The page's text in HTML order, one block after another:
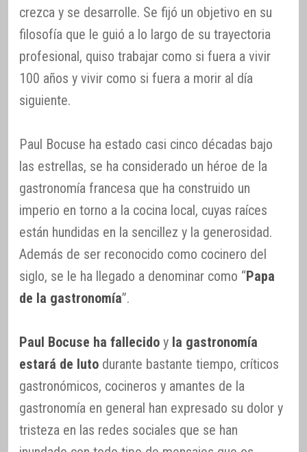
crezca y se desarrolle. Se fijó un objetivo en su
filosofía que le guió a lo largo de su trayectoria
profesional, quiso trabajar como si fuera a vivir
100 años y vivir como si fuera a morir al día
siguiente.
Paul Bocuse ha estado casi cinco décadas bajo
las estrellas, se ha considerado un héroe de la
gastronomía francesa que ha construido un
imperio en torno a la cocina local, cuyas raíces
están hundidas en la sencillez y la generosidad.
Además de ser reconocido como cocinero del
siglo, se le ha llegado a denominar como “Papa
de la gastronomía”.
Paul Bocuse ha fallecido y la gastronomía
estará de luto durante bastante tiempo, críticos
gastronómicos, cocineros y amantes de la
gastronomía en general han expresado su dolor y
tristeza en las redes sociales que se han